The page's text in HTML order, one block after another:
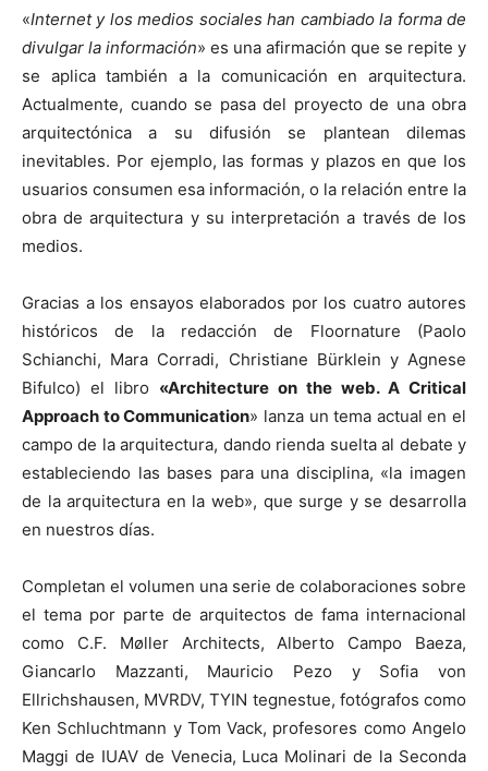
«Internet y los medios sociales han cambiado la forma de
divulgar la información» es una afirmación que se repite y
se aplica también a la comunicación en arquitectura.
Actualmente, cuando se pasa del proyecto de una obra
arquitectónica a su difusión se plantean dilemas
inevitables. Por ejemplo, las formas y plazos en que los
usuarios consumen esa información, o la relación entre la
obra de arquitectura y su interpretación a través de los
medios.
Gracias a los ensayos elaborados por los cuatro autores
históricos de la redacción de Floornature (Paolo
Schianchi, Mara Corradi, Christiane Bürklein y Agnese
Bifulco) el libro «Architecture on the web. A Critical
Approach to Communication» lanza un tema actual en el
campo de la arquitectura, dando rienda suelta al debate y
estableciendo las bases para una disciplina, «la imagen
de la arquitectura en la web», que surge y se desarrolla
en nuestros días.
Completan el volumen una serie de colaboraciones sobre
el tema por parte de arquitectos de fama internacional
como C.F. Møller Architects, Alberto Campo Baeza,
Giancarlo Mazzanti, Mauricio Pezo y Sofia von
Ellrichshausen, MVRDV, TYIN tegnestue, fotógrafos como
Ken Schluchtmann y Tom Vack, profesores como Angelo
Maggi de IUAV de Venecia, Luca Molinari de la Seconda